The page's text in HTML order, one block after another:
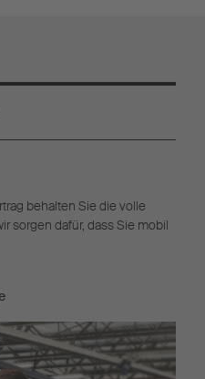
behalten Sie die volle
sorgen dafür, dass Sie mobil